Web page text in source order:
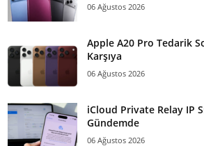
06 Ağustos 2026
Apple A20 Pro Tedarik
Karşıya
06 Ağustos 2026
iCloud Private Relay IP
Gündemde
06 Ağustos 2026